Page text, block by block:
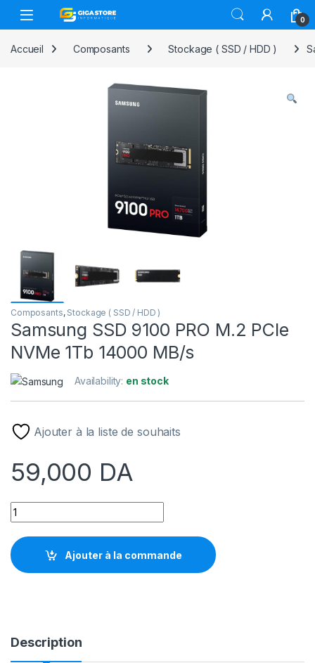
Skip to navigation
Skip to content
0
Accueil Composants Stockage ( SSD / HDD )
Composants, Stockage ( SSD / HDD )
Samsung SSD 9100 PRO M.2 PCIe
NVMe 1Tb 14000 MB/s
Availability: en stock
Ajouter à la liste de souhaits
59,000 DA
Samsung SSD 9100 PRO M.2 PCIe NVMe 1Tb 14000 MB/s
Ajouter à la commande
Description